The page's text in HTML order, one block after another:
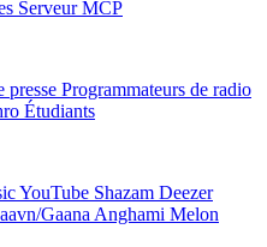
Serveur MCP
presse Programmateurs de radio
Étudiants
YouTube Shazam Deezer
Gaana Anghami Melon